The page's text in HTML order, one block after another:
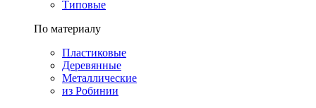
Типовые
По материалу
Пластиковые
Деревянные
Металлические
из Робинии